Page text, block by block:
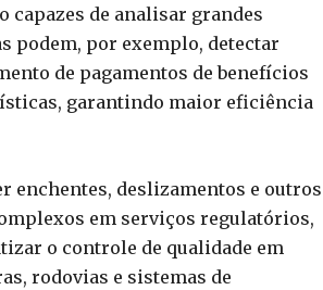
capazes de analisar grandes
podem, por exemplo, detectar
de pagamentos de benefícios
garantindo maior eficiência
enchentes, deslizamentos e outros
em serviços regulatórios,
o controle de qualidade em
rodovias e sistemas de